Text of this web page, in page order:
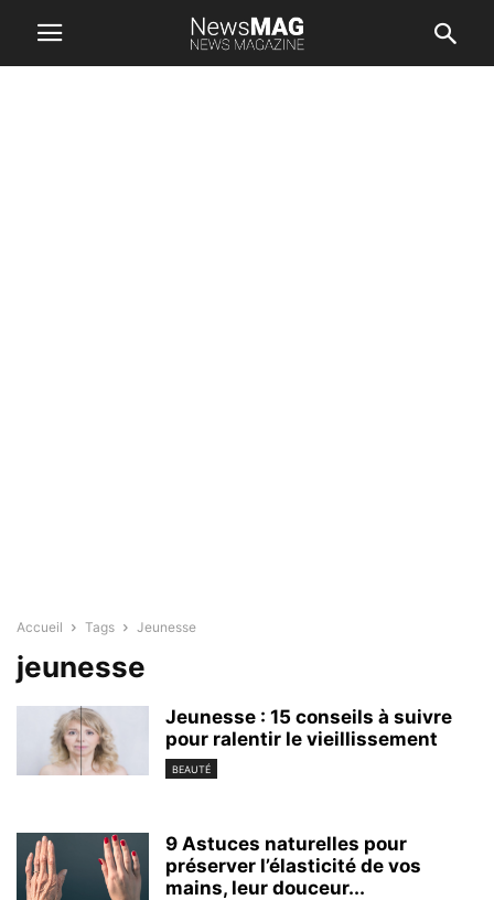
Accueil Tags Jeunesse
jeunesse
Jeunesse : 15 conseils à suivre
pour ralentir le vieillissement
BEAUTÉ
9 Astuces naturelles pour
préserver l’élasticité de vos
mains, leur douceur...